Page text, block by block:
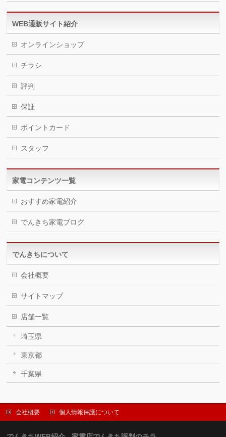
WEB通販サイト紹介
オンラインショップ
チラシ
評判
保証
ポイントカード
スタッフ
家電コンテンツ一覧
おすすめ家電紹介
でんきち家電ブログ
でんきちについて
会社概要
サイトマップ
店舗一覧
埼玉県
東京都
千葉県
会社概要 個人情報保護について